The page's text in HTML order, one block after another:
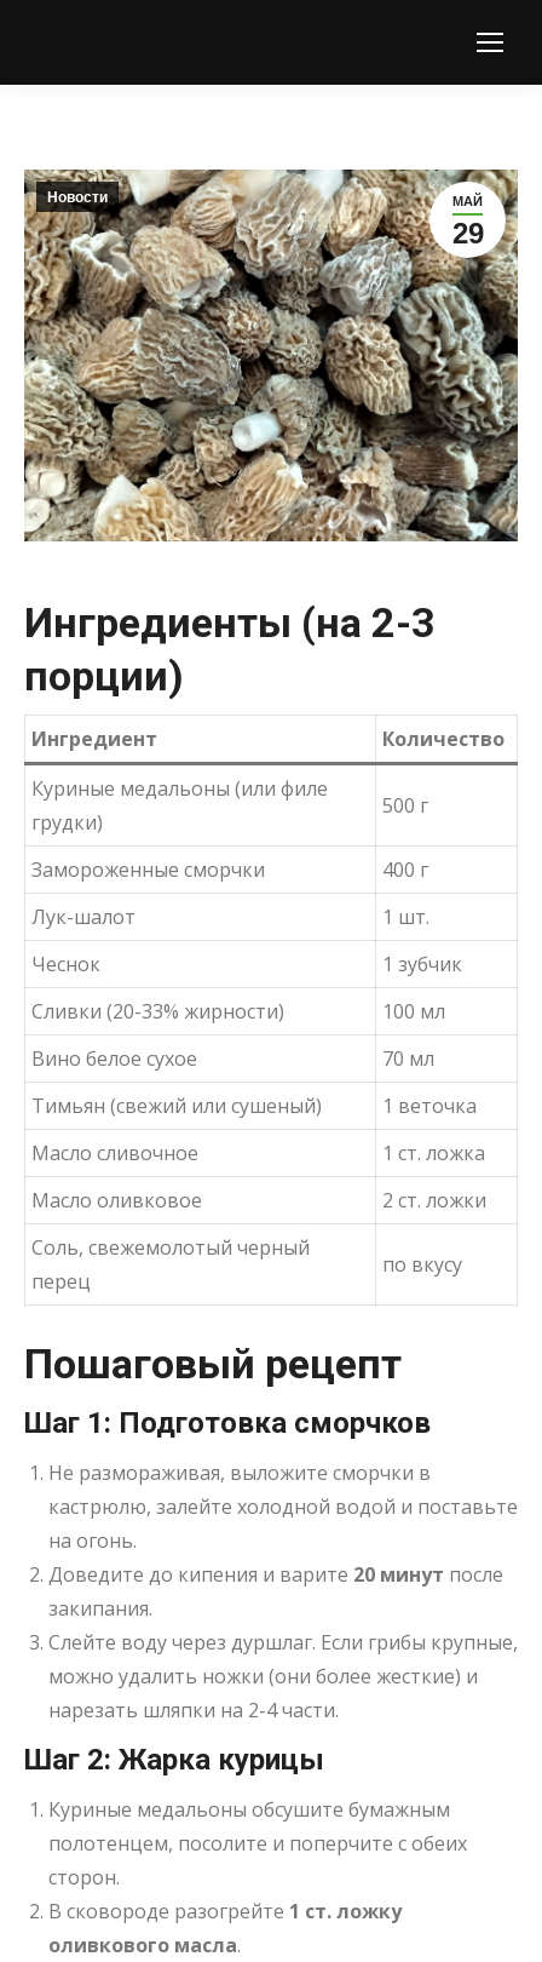
МАЙ
29
Новости
Ингредиенты (на 2-3
порции)
Ингредиент
Количество
Куриные медальоны (или филе
грудки)
500 г
Замороженные сморчки
400 г
Лук-шалот
1 шт.
Чеснок
1 зубчик
Сливки (20-33% жирности)
100 мл
Вино белое сухое
70 мл
Тимьян (свежий или сушеный)
1 веточка
Масло сливочное
1 ст. ложка
Масло оливковое
2 ст. ложки
Соль, свежемолотый черный
перец
по вкусу
Пошаговый рецепт
Шаг 1: Подготовка сморчков
Не размораживая, выложите сморчки в
кастрюлю, залейте холодной водой и поставьте
на огонь.
Доведите до кипения и варите 20 минут после
закипания.
Слейте воду через дуршлаг. Если грибы крупные,
можно удалить ножки (они более жесткие) и
нарезать шляпки на 2-4 части.
Шаг 2: Жарка курицы
Куриные медальоны обсушите бумажным
полотенцем, посолите и поперчите с обеих
сторон.
В сковороде разогрейте 1 ст. ложку
оливкового масла.